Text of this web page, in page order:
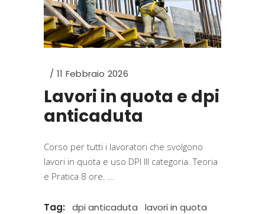
11 Febbraio 2026
Lavori in quota e dpi
anticaduta
Corso per tutti i lavoratori che svolgono
lavori in quota e uso DPI III categoria. Teoria
e Pratica 8 ore.
Tag: dpi anticaduta lavori in quota